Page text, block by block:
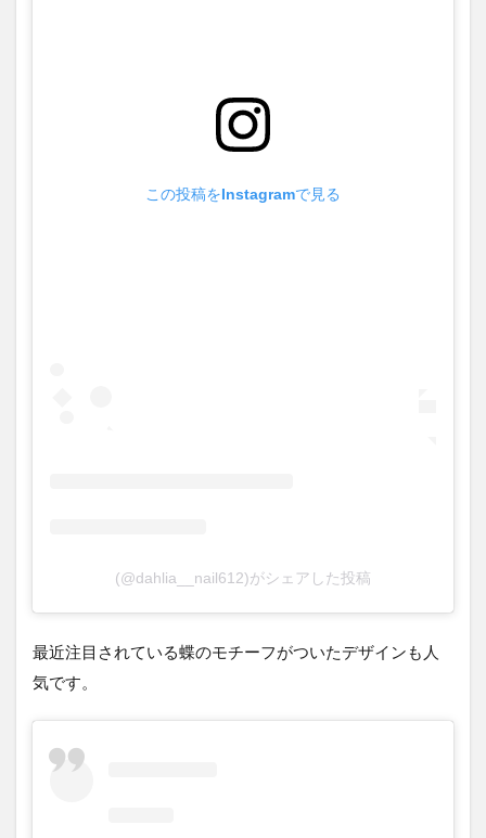
この投稿をInstagramで見る
(@dahlia__nail612)がシェアした投稿
最近注目されている蝶のモチーフがついたデザインも人
気です。